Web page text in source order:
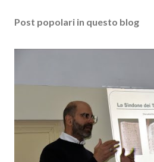
Post popolari in questo blog